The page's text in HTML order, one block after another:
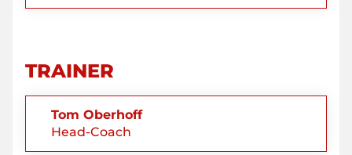
TRAINER
Tom Oberhoff
Head-Coach